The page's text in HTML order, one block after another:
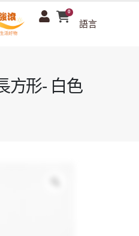
0
語言
方形- 白色